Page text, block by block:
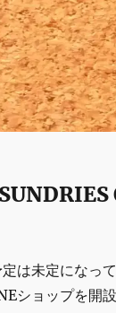
定は未定になっ
ショップを開設